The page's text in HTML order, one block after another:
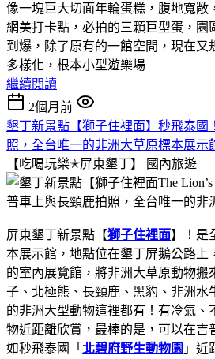
像一塊巨大切面年輪蛋糕，腹地寬敞
網美打卡點，必拍的三顆巨型蛋，園
到爆，除了原有的一館空間，現在又
多樣化，根本小型遊樂場
繼續閱讀
2個月前
墾丁新景點【獅子住裡面】秒飛泰國
照，全台唯一的非洲大草原標本展示
【吃喝玩樂✭屏東墾丁】
國內旅遊
屏東墾丁新景點【獅子住裡面】！是
本展示館，地點位在墾丁屏鵝公路上
的室內展覽館，將非洲大草原動物搬
子、北極熊、長頸鹿、黑豹、非洲水
的非洲大型動物這裡都有！有冷氣、
物近距離欣賞，最棒的是，可以在吉
如秒飛泰國「 北碧府野生動物園 」近